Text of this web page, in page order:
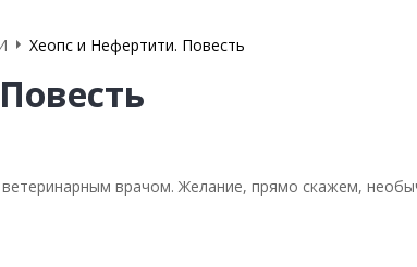
Хеопс и Нефертити. Повесть
ветеринарным врачом. Желание, прямо скажем,